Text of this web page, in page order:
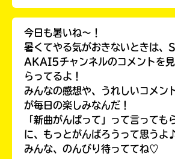
今日も暑いね〜！
暑くてやる気がおきないときは、
AKAI5チャンネルのコメントを
らってるよ！
みんなの感想や、うれしいコメン
が毎日の楽しみなんだ！
「新曲がんばって」って言っても
に、もっとがんばろうって思うよ
みんな、のんびり待っててね♡